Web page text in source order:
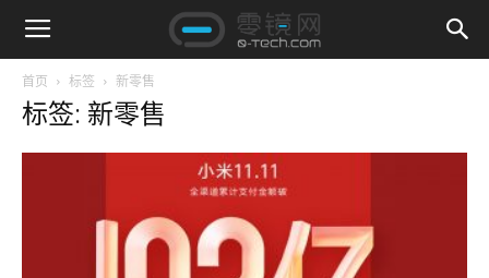
首页 标签 新零售
标签: 新零售